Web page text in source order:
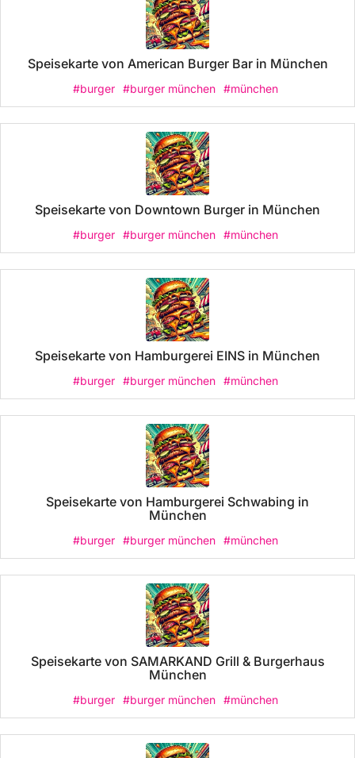
Speisekarte von American Burger Bar in München
#burger #burger münchen #münchen
Speisekarte von Downtown Burger in München
#burger #burger münchen #münchen
Speisekarte von Hamburgerei EINS in München
#burger #burger münchen #münchen
Speisekarte von Hamburgerei Schwabing in
München
#burger #burger münchen #münchen
Speisekarte von SAMARKAND Grill & Burgerhaus
München
#burger #burger münchen #münchen